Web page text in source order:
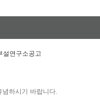
설연구소공고
하시기 바랍니다.